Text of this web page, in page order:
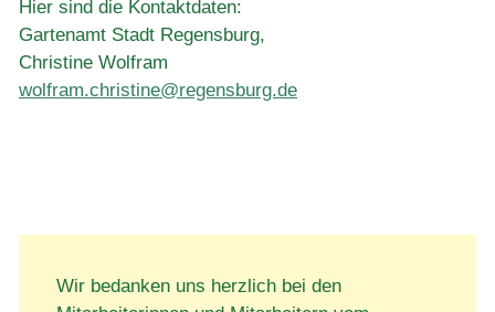
Hier sind die Kontaktdaten:
Gartenamt Stadt Regensburg,
Christine Wolfram
wolfram.christine@regensburg.de
Wir bedanken uns herzlich bei den